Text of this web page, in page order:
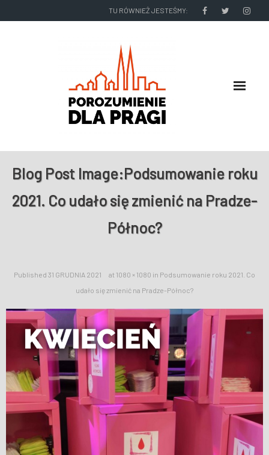
TU RÓWNIEŻ JESTEŚMY:
O NAS
RADNI I ZARZĄD DZIELNICY
Blog Post Image:Podsumowanie roku
2021. Co udało się zmienić na Pradze-
Północ?
Published 31 GRUDNIA 2021 at 1080 × 1080 in Podsumowanie roku 2021. Co
udało się zmienić na Pradze-Północ?